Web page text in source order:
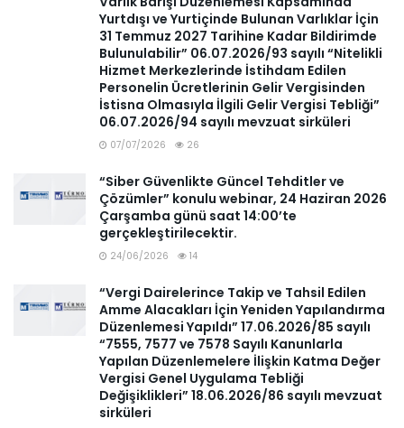
Yurtdışı ve Yurtiçinde Bulunan Varlıklar İçin
31 Temmuz 2027 Tarihine Kadar Bildirimde
Bulunulabilir” 06.07.2026/93 sayılı “Nitelikli
Hizmet Merkezlerinde İstihdam Edilen
Personelin Ücretlerinin Gelir Vergisinden
İstisna Olmasıyla İlgili Gelir Vergisi Tebliği”
06.07.2026/94 sayılı mevzuat sirküleri
07/07/2026 26
“Siber Güvenlikte Güncel Tehditler ve
Çözümler” konulu webinar, 24 Haziran 2026
Çarşamba günü saat 14:00’te
gerçekleştirilecektir.
24/06/2026 14
“Vergi Dairelerince Takip ve Tahsil Edilen
Amme Alacakları İçin Yeniden Yapılandırma
Düzenlemesi Yapıldı” 17.06.2026/85 sayılı
“7555, 7577 ve 7578 Sayılı Kanunlarla
Yapılan Düzenlemelere İlişkin Katma Değer
Vergisi Genel Uygulama Tebliği
Değişiklikleri” 18.06.2026/86 sayılı mevzuat
sirküleri